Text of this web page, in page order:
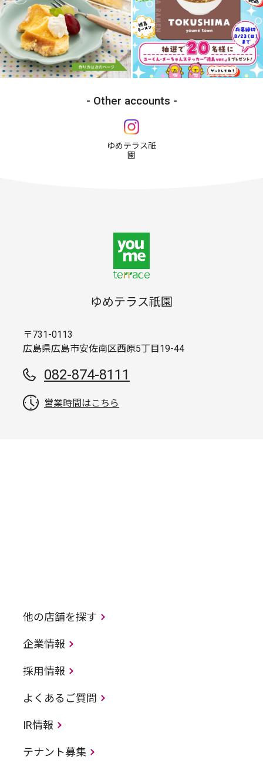
Other accounts
ゆめテラス祇
園
ゆめテラス祇園
〒731-0113
広島県広島市安佐南区西原5丁目19-44
082-874-8111
営業時間はこちら
他の店舗を探す
企業情報
採用情報
よくあるご質問
IR情報
テナント募集